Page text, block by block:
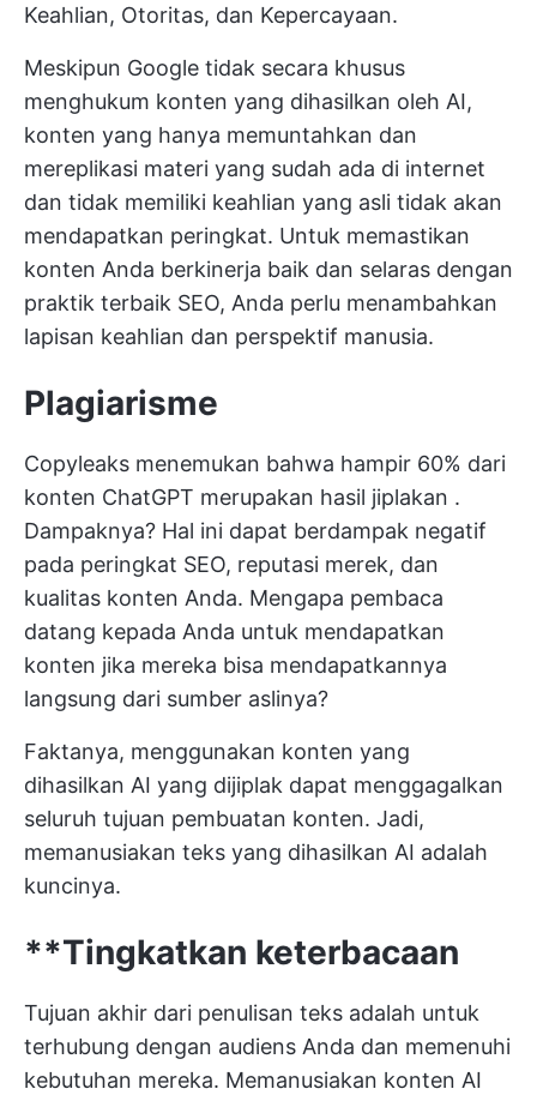
Keahlian, Otoritas, dan Kepercayaan.
Meskipun Google tidak secara khusus
menghukum konten yang dihasilkan oleh AI,
konten yang hanya memuntahkan dan
mereplikasi materi yang sudah ada di internet
dan tidak memiliki keahlian yang asli tidak akan
mendapatkan peringkat. Untuk memastikan
konten Anda berkinerja baik dan selaras dengan
praktik terbaik SEO, Anda perlu menambahkan
lapisan keahlian dan perspektif manusia.
Plagiarisme
Copyleaks menemukan bahwa hampir 60% dari
konten ChatGPT merupakan hasil jiplakan .
Dampaknya? Hal ini dapat berdampak negatif
pada peringkat SEO, reputasi merek, dan
kualitas konten Anda. Mengapa pembaca
datang kepada Anda untuk mendapatkan
konten jika mereka bisa mendapatkannya
langsung dari sumber aslinya?
Faktanya, menggunakan konten yang
dihasilkan AI yang dijiplak dapat menggagalkan
seluruh tujuan pembuatan konten. Jadi,
memanusiakan teks yang dihasilkan AI adalah
kuncinya.
**Tingkatkan keterbacaan
Tujuan akhir dari penulisan teks adalah untuk
terhubung dengan audiens Anda dan memenuhi
kebutuhan mereka. Memanusiakan konten AI